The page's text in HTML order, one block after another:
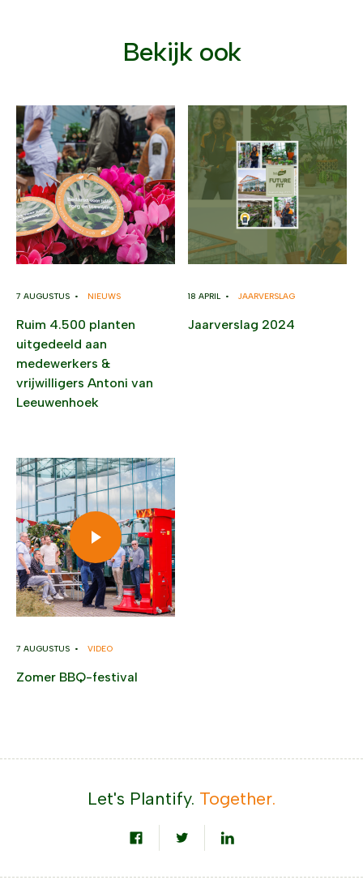
Bekijk ook
7 AUGUSTUS • NIEUWS
Ruim 4.500 planten
uitgedeeld aan
medewerkers &
vrijwilligers Antoni van
Leeuwenhoek
18 APRIL • JAARVERSLAG
Jaarverslag 2024
7 AUGUSTUS • VIDEO
Zomer BBQ-festival
Let's Plantify. Together.